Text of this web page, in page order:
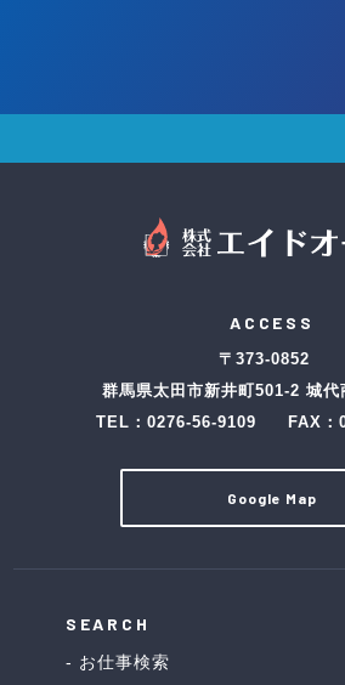
ACCESS
〒373-0852
群馬県太田市新井町501-2 城代
TEL： 0276-56-9109 FAX：
Google Map
SEARCH
お仕事検索